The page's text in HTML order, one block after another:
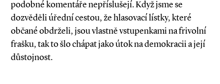
podobné komentáře nepříslušejí. Když jsme se
dozvěděli úřední cestou, že hlasovací lístky, které
občané obdrželi, jsou vlastně vstupenkami na frivolní
frašku, tak to šlo chápat jako útok na demokracii a její
důstojnost.